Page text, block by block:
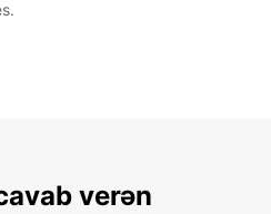
verən